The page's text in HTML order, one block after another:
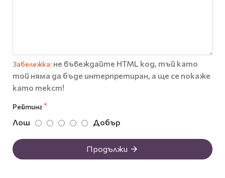
Забележка: не въвеждайте HTML код, тъй като
той няма да бъде интерпретиран, а ще се покаже
като текст!
Рейтинг
Лош Добър
Продължи